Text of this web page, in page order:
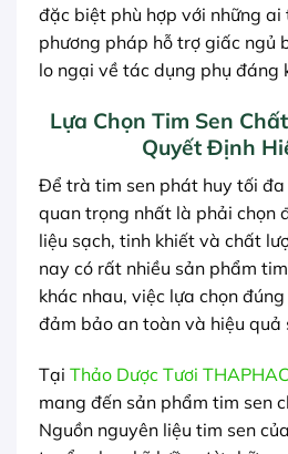
đặc biệt phù hợp với những ai
phương pháp hỗ trợ giấc ngủ
lo ngại về tác dụng phụ đáng
Lựa Chọn Tim Sen
Quyết Định
Để trà tim sen phát huy tối đa
quan trọng nhất là phải chọn
liệu sạch, tinh khiết và chất
nay có rất nhiều sản phẩm
khác nhau, việc lựa chọn
đảm bảo an toàn và hiệu quả
Tại Thảo Dược Tươi
mang đến sản phẩm tim sen
Nguồn nguyên liệu tim sen